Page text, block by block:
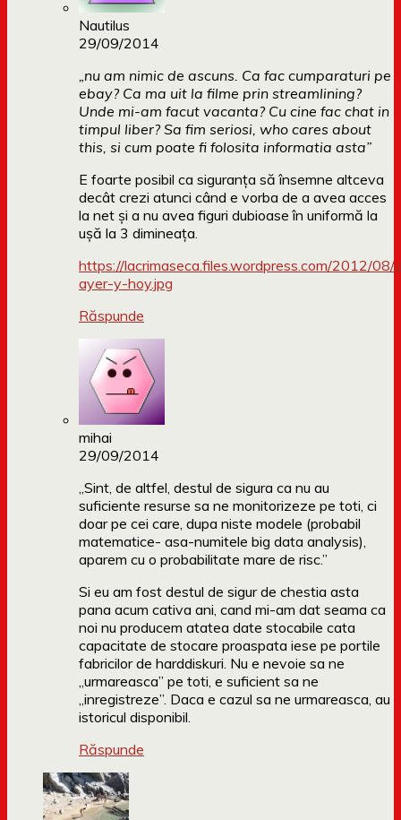
Nautilus
29/09/2014
„nu am nimic de ascuns. Ca fac cumparaturi pe
ebay? Ca ma uit la filme prin streamlining?
Unde mi-am facut vacanta? Cu cine fac chat in
timpul liber? Sa fim seriosi, who cares about
this, si cum poate fi folosita informatia asta”
E foarte posibil ca siguranţa să însemne altceva
decât crezi atunci când e vorba de a avea acces
la net şi a nu avea figuri dubioase în uniformă la
uşă la 3 dimineaţa.
https://lacrimaseca.files.wordpress.com/2012/08/
ayer-y-hoy.jpg
Răspunde
mihai
29/09/2014
„Sint, de altfel, destul de sigura ca nu au
suficiente resurse sa ne monitorizeze pe toti, ci
doar pe cei care, dupa niste modele (probabil
matematice- asa-numitele big data analysis),
aparem cu o probabilitate mare de risc.”
Si eu am fost destul de sigur de chestia asta
pana acum cativa ani, cand mi-am dat seama ca
noi nu producem atatea date stocabile cata
capacitate de stocare proaspata iese pe portile
fabricilor de harddiskuri. Nu e nevoie sa ne
„urmareasca” pe toti, e suficient sa ne
„inregistreze”. Daca e cazul sa ne urmareasca, au
istoricul disponibil.
Răspunde